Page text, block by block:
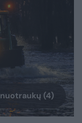
(4)